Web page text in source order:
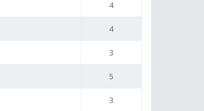
4
4
3
5
3